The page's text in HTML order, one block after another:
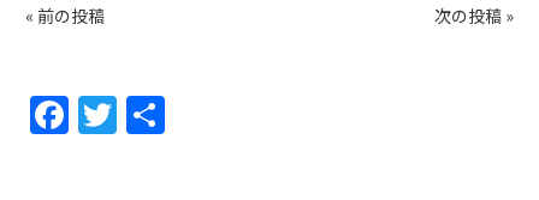
« 前の投稿 次の投稿 »
F
a
T
w